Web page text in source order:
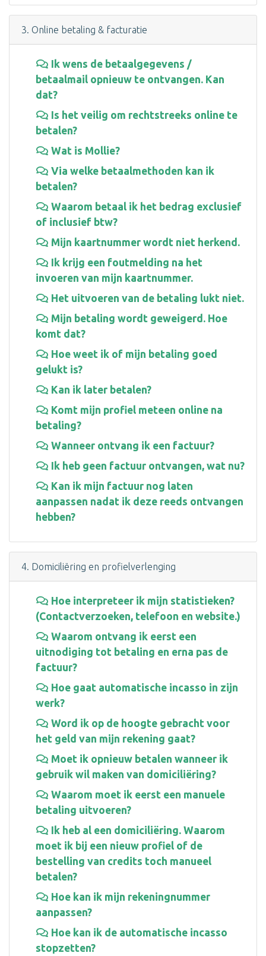
3. Online betaling & facturatie
Ik wens de betaalgegevens /
betaalmail opnieuw te ontvangen. Kan
dat?
Is het veilig om rechtstreeks online te
betalen?
Wat is Mollie?
Via welke betaalmethoden kan ik
betalen?
Waarom betaal ik het bedrag exclusief
of inclusief btw?
Mijn kaartnummer wordt niet herkend.
Ik krijg een foutmelding na het
invoeren van mijn kaartnummer.
Het uitvoeren van de betaling lukt niet.
Mijn betaling wordt geweigerd. Hoe
komt dat?
Hoe weet ik of mijn betaling goed
gelukt is?
Kan ik later betalen?
Komt mijn profiel meteen online na
betaling?
Wanneer ontvang ik een factuur?
Ik heb geen factuur ontvangen, wat nu?
Kan ik mijn factuur nog laten
aanpassen nadat ik deze reeds ontvangen
hebben?
4. Domiciliëring en profielverlenging
Hoe interpreteer ik mijn statistieken?
(Contactverzoeken, telefoon en website.)
Waarom ontvang ik eerst een
uitnodiging tot betaling en erna pas de
factuur?
Hoe gaat automatische incasso in zijn
werk?
Word ik op de hoogte gebracht voor
het geld van mijn rekening gaat?
Moet ik opnieuw betalen wanneer ik
gebruik wil maken van domiciliëring?
Waarom moet ik eerst een manuele
betaling uitvoeren?
Ik heb al een domiciliëring. Waarom
moet ik bij een nieuw profiel of de
bestelling van credits toch manueel
betalen?
Hoe kan ik mijn rekeningnummer
aanpassen?
Hoe kan ik de automatische incasso
stopzetten?